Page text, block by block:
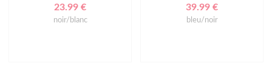
23.99 €
noir/blanc
39.99 €
bleu/noir